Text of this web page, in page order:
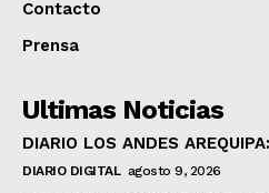
Contacto
Prensa
Ultimas Noticias
DIARIO LOS ANDES
DIARIO DIGITAL agosto 9, 2026